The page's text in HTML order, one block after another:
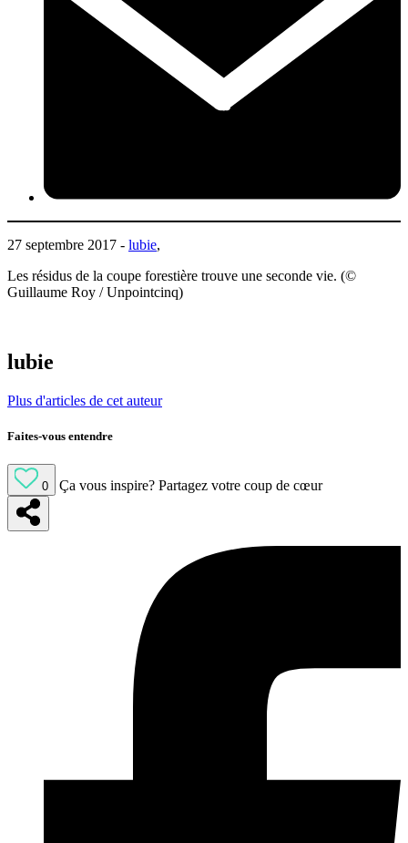
27 septembre 2017 - lubie,
Les résidus de la coupe forestière trouve une seconde vie. (©
Guillaume Roy / Unpointcinq)
lubie
Plus d'articles de cet auteur
Faites-vous entendre
0 Ça vous inspire? Partagez votre coup de cœur